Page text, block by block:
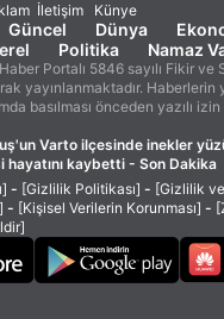
İletişim Künye
Güncel Dünya
Politika Namaz
Portalı 5846 sayılı Fikir ve
yayınlanmaktadır. Haberlerin
basılması önceden yazılı
Varto ilçesinde inekler
hayatını kaybetti - Son Dakika
- [Gizlilik Politikası] - [Gizlilik
- [Kişisel Verilerin Korunması] -